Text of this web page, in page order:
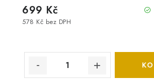
578 Kč bez DPH
699 Kč